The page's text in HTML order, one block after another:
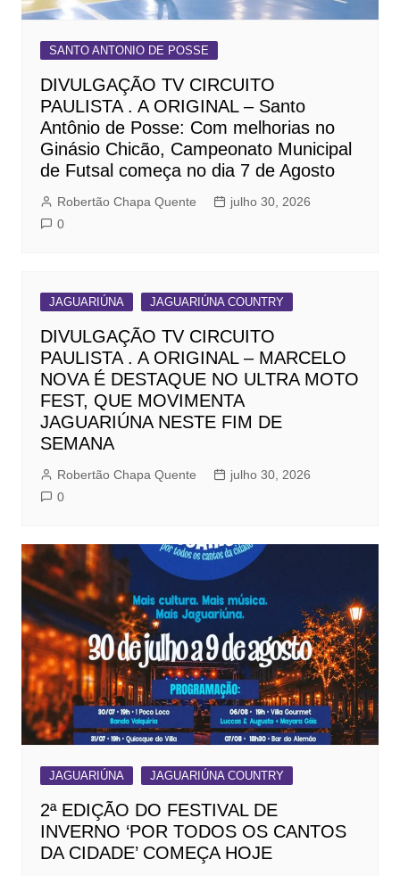
SANTO ANTONIO DE POSSE
DIVULGAÇÃO TV CIRCUITO
PAULISTA . A ORIGINAL – Santo
Antônio de Posse: Com melhorias no
Ginásio Chicão, Campeonato Municipal
de Futsal começa no dia 7 de Agosto
Robertão Chapa Quente
julho 30, 2026
0
JAGUARIÚNA JAGUARIÚNA COUNTRY
DIVULGAÇÃO TV CIRCUITO
PAULISTA . A ORIGINAL – MARCELO
NOVA É DESTAQUE NO ULTRA MOTO
FEST, QUE MOVIMENTA
JAGUARIÚNA NESTE FIM DE
SEMANA
Robertão Chapa Quente
julho 30, 2026
0
JAGUARIÚNA JAGUARIÚNA COUNTRY
2ª EDIÇÃO DO FESTIVAL DE
INVERNO ‘POR TODOS OS CANTOS
DA CIDADE’ COMEÇA HOJE